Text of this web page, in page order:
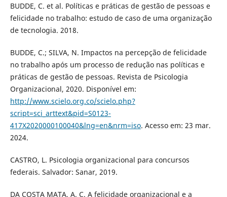
BUDDE, C. et al. Políticas e práticas de gestão de pessoas e
felicidade no trabalho: estudo de caso de uma organização
de tecnologia. 2018.
BUDDE, C.; SILVA, N. Impactos na percepção de felicidade
no trabalho após um processo de redução nas políticas e
práticas de gestão de pessoas. Revista de Psicologia
Organizacional, 2020. Disponível em:
http://www.scielo.org.co/scielo.php?
script=sci_arttext&pid=S0123-
417X2020000100040&lng=en&nrm=iso. Acesso em: 23 mar.
2024.
CASTRO, L. Psicologia organizacional para concursos
federais. Salvador: Sanar, 2019.
DA COSTA MATA, A. C. A felicidade organizacional e a